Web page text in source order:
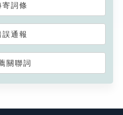
寄詞條
誤通報
關聯詞